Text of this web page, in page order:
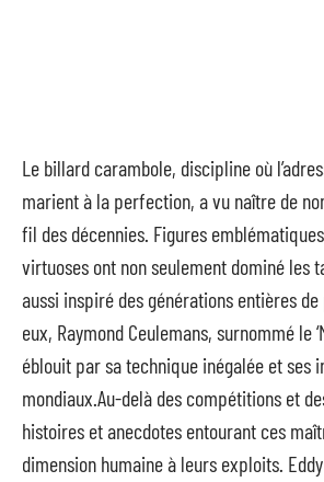
Le billard carambole, discipline où
marient à la perfection, a vu naître de
fil des décennies. Figures
virtuoses ont non seulement dominé les
aussi inspiré des générations entières
eux, Raymond Ceulemans, surnommé le
éblouit par sa technique inégalée et ses
mondiaux.Au-delà des compétitions et
histoires et anecdotes entourant ces
dimension humaine à leurs exploits.